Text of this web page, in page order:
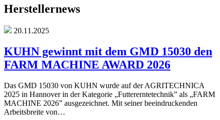
Herstellernews
20.11.2025
KUHN gewinnt mit dem GMD 15030 den
FARM MACHINE AWARD 2026
Das GMD 15030 von KUHN wurde auf der AGRITECHNICA
2025 in Hannover in der Kategorie „Futtererntetechnik” als „FARM
MACHINE 2026” ausgezeichnet. Mit seiner beeindruckenden
Arbeitsbreite von…